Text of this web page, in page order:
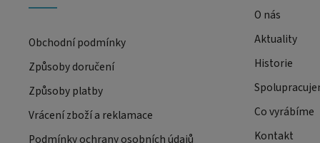
Obchodní podmínky
Způsoby doručení
Způsoby platby
Vrácení zboží a reklamace
Podmínky ochrany osobních údajů
O nás
Aktuality
Historie
Co vyrábíme
Kontakt